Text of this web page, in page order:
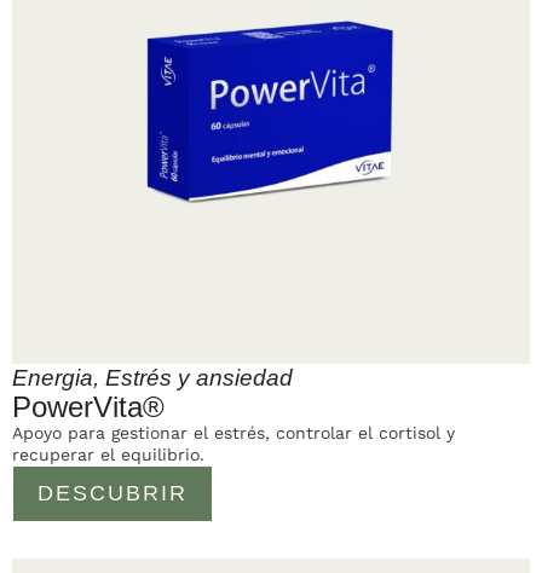
Energia, Estrés y ansiedad
PowerVita®
DESCUBRIR
Apoyo para gestionar el estrés, controlar el cortisol y
recuperar el equilibrio.